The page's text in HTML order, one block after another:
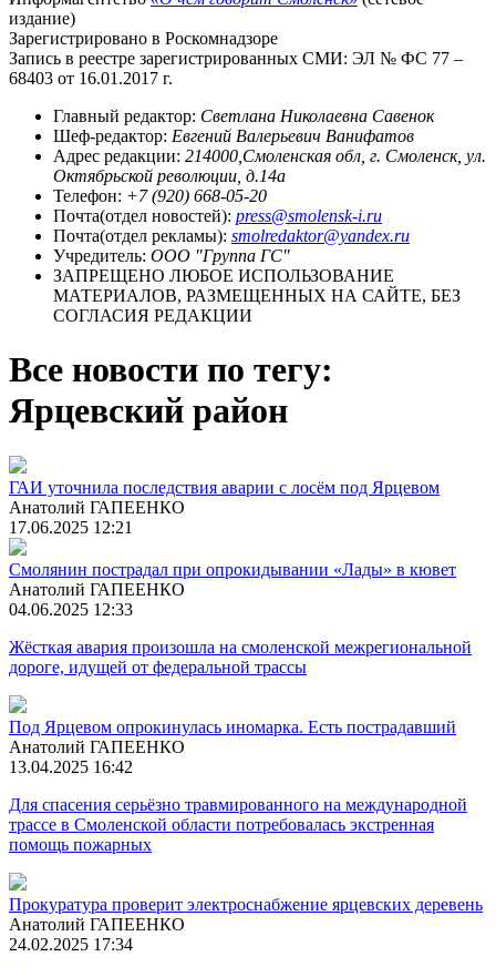
издание)
Зарегистрировано в Роскомнадзоре
Запись в реестре зарегистрированных СМИ: ЭЛ № ФС 77 –
68403 от 16.01.2017 г.
Главный редактор: Светлана Николаевна Савенок
Шеф-редактор: Евгений Валерьевич Ванифатов
Адрес редакции: 214000,Смоленская обл, г. Смоленск, ул.
Октябрьской революции, д.14а
Телефон: +7 (920) 668-05-20
Почта(отдел новостей): press@smolensk-i.ru
Почта(отдел рекламы): smolredaktor@yandex.ru
Учредитель: ООО "Группа ГС"
ЗАПРЕЩЕНО ЛЮБОЕ ИСПОЛЬЗОВАНИЕ
МАТЕРИАЛОВ, РАЗМЕЩЕННЫХ НА САЙТЕ, БЕЗ
СОГЛАСИЯ РЕДАКЦИИ
Все новости по тегу:
Ярцевский район
ГАИ уточнила последствия аварии с лосём под Ярцевом
Анатолий ГАПЕЕНКО
17.06.2025 12:21
Смолянин пострадал при опрокидывании «Лады» в кювет
Анатолий ГАПЕЕНКО
04.06.2025 12:33
Жёсткая авария произошла на смоленской межрегиональной
дороге, идущей от федеральной трассы
Под Ярцевом опрокинулась иномарка. Есть пострадавший
Анатолий ГАПЕЕНКО
13.04.2025 16:42
Для спасения серьёзно травмированного на международной
трассе в Смоленской области потребовалась экстренная
помощь пожарных
Прокуратура проверит электроснабжение ярцевских деревень
Анатолий ГАПЕЕНКО
24.02.2025 17:34